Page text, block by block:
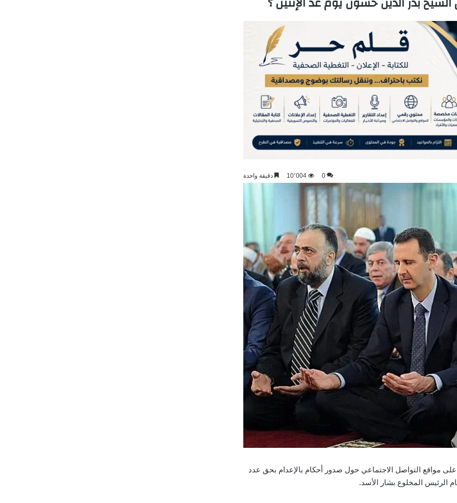
0 10٬004 دقيقة واحدة
مواقع التواصل الاجتماعي حول صدور أحكام بالإعدام بحق عدد
الرئيس المخلوع بشار الأسد.